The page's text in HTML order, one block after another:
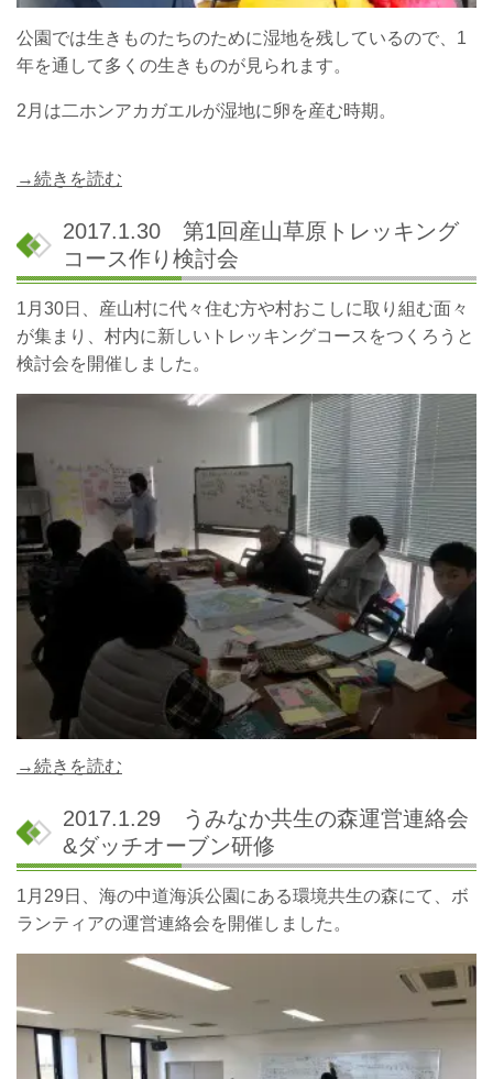
公園では生きものたちのために湿地を残しているので、1
年を通して多くの生きものが見られます。
2月は二ホンアカガエルが湿地に卵を産む時期。
→続きを読む
2017.1.30 第1回産山草原トレッキング
コース作り検討会
1月30日、産山村に代々住む方や村おこしに取り組む面々
が集まり、村内に新しいトレッキングコースをつくろうと
検討会を開催しました。
→続きを読む
2017.1.29 うみなか共生の森運営連絡会
&ダッチオーブン研修
1月29日、海の中道海浜公園にある環境共生の森にて、ボ
ランティアの運営連絡会を開催しました。